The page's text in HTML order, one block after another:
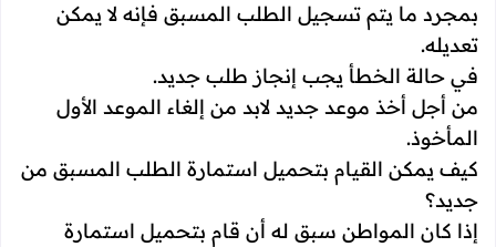
بمجرد ما يتم تسجيل الطلب المسبق فإنه لا يمكن
تعديله.
في حالة الخطأ يجب إنجاز طلب جديد.
من أجل أخذ موعد جديد لابد من إلغاء الموعد الأول
المأخوذ.
كيف يمكن القيام بتحميل استمارة الطلب المسبق من
جديد؟
إذا كان المواطن سبق له أن قام بتحميل استمارة